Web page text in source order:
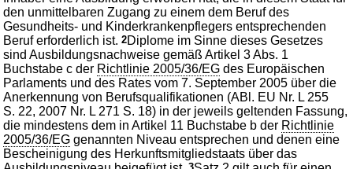
den unmittelbaren Zugang zu einem dem Beruf des
Gesundheits- und Kinderkrankenpflegers entsprechenden
Beruf erforderlich ist.2Diplome im Sinne dieses Gesetzes
sind Ausbildungsnachweise gemäß Artikel 3 Abs. 1
Buchstabe c der Richtlinie 2005/36/EG des Europäischen
Parlaments und des Rates vom 7. September 2005 über die
Anerkennung von Berufsqualifikationen (ABl. EU Nr. L 255
S. 22, 2007 Nr. L 271 S. 18) in der jeweils geltenden Fassung,
die mindestens dem in Artikel 11 Buchstabe b der Richtlinie
2005/36/EG genannten Niveau entsprechen und denen eine
Bescheinigung des Herkunftsmitgliedstaats über das